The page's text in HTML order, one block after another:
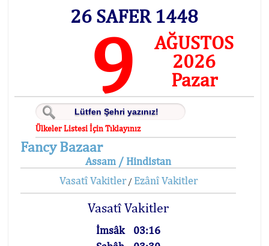
26 SAFER 1448
9
AĞUSTOS
2026
Pazar
Ülkeler Listesi İçin Tıklayınız
Fancy Bazaar
Assam / Hindistan
Vasatî Vakitler/ Ezânî Vakitler
Vasatî Vakitler
İmsâk
03:16